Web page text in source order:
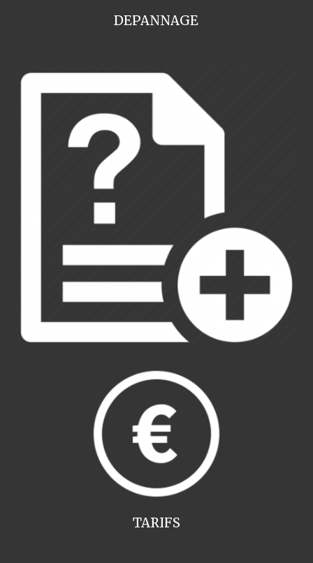
DEPANNAGE
TARIFS